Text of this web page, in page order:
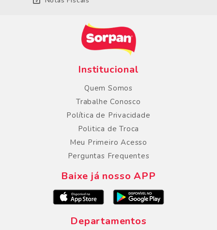
Institucional
Quem Somos
Trabalhe Conosco
Política de Privacidade
Politica de Troca
Meu Primeiro Acesso
Perguntas Frequentes
Baixe já nosso APP
Departamentos